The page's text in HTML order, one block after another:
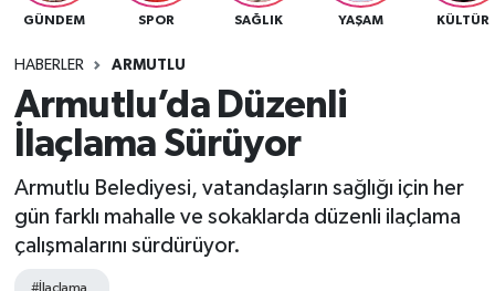
GÜNDEM SPOR SAĞLIK YAŞAM KÜLTÜR
HABERLER ARMUTLU
Armutlu’da Düzenli
İlaçlama Sürüyor
Armutlu Belediyesi, vatandaşların sağlığı için her
gün farklı mahalle ve sokaklarda düzenli ilaçlama
çalışmalarını sürdürüyor.
BİLİM VE TEKNOLOJİ
ASAYİŞ
SAĞLIK
Tüm Manşetler
Son Dakika Haberleri
Haber Arşivi